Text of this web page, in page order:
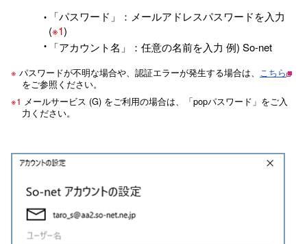
「パスワード」：メールアドレスパスワードを入力
(※1)
「アカウント名」：任意の名前を入力 例) So-net
※ パスワードが不明な場合や、認証エラーが発生する場合は、 こちら
をご参照ください。
※1 メールサービス (G) をご利用の場合は、「popパスワード」をご入
力ください。